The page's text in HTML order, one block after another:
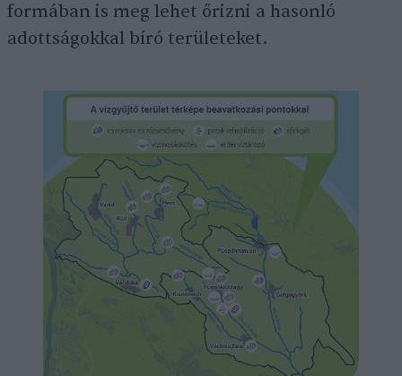
formában is meg lehet őrizni a hasonló
adottságokkal bíró területeket.